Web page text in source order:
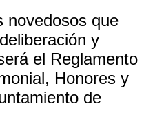
novedosos que
y
el Reglamento
Honores y
de